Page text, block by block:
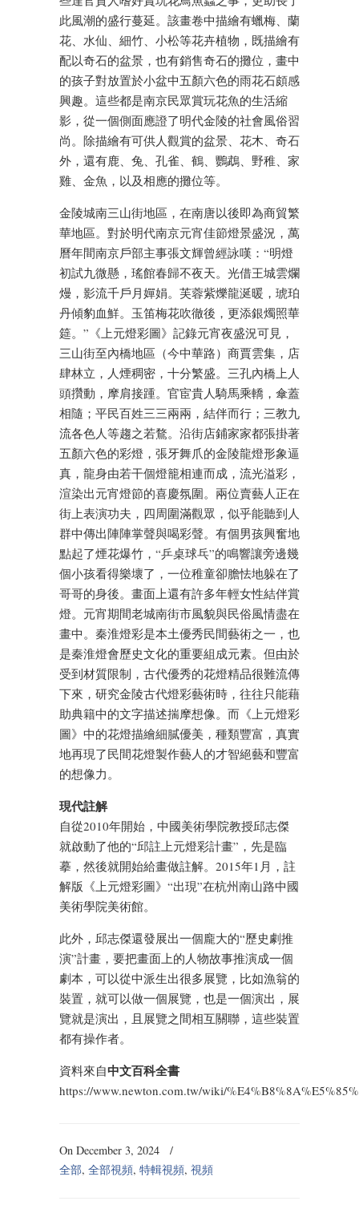
此風潮的盛行蔓延。該畫卷中描繪有蠟梅、蘭
花、水仙、細竹、小松等花卉植物，既描繪有
配以奇石的盆景，也有銷售奇石的攤位，畫中
的孩子對放置於小盆中五顏六色的雨花石頗感
興趣。這些都是南京民眾賞玩花魚的生活縮
影，從一個側面應證了明代金陵的社會風俗習
尚。除描繪有可供人觀賞的盆景、花木、奇石
外，還有鹿、兔、孔雀、鶴、鸚鵡、野稚、家
雞、金魚，以及相應的攤位等。
金陵城南三山街地區，在南唐以後即為商貿繁
華地區。對於明代南京元宵佳節燈景盛況，萬
曆年間南京戶部主事張文輝曾經詠嘆：“明燈
初試九微懸，瑤館春歸不夜天。光借王城雲爛
熳，影流千戶月嬋娟。芙蓉紫爍龍涎暖，琥珀
丹傾豹血鮮。玉笛梅花吹徹後，更添銀燭照華
筵。”《上元燈彩圖》記錄元宵夜盛況可見，
三山街至內橋地區（今中華路）商賈雲集，店
肆林立，人煙稠密，十分繁盛。三孔內橋上人
頭攢動，摩肩接踵。官宦貴人騎馬乘轎，傘蓋
相隨；平民百姓三三兩兩，結伴而行；三教九
流各色人等趨之若鶩。沿街店鋪家家都張掛著
五顏六色的彩燈，張牙舞爪的金陵龍燈形象逼
真，龍身由若干個燈籠相連而成，流光溢彩，
渲染出元宵燈節的喜慶氛圍。兩位賣藝人正在
街上表演功夫，四周圍滿觀眾，似乎能聽到人
群中傳出陣陣掌聲與喝彩聲。有個男孩興奮地
點起了煙花爆竹，“乒桌球乓”的鳴響讓旁邊幾
個小孩看得樂壞了，一位稚童卻膽怯地躲在了
哥哥的身後。畫面上還有許多年輕女性結伴賞
燈。元宵期間老城南街市風貌與民俗風情盡在
畫中。秦淮燈彩是本土優秀民間藝術之一，也
是秦淮燈會歷史文化的重要組成元素。但由於
受到材質限制，古代優秀的花燈精品很難流傳
下來，研究金陵古代燈彩藝術時，往往只能藉
助典籍中的文字描述揣摩想像。而《上元燈彩
圖》中的花燈描繪細膩優美，種類豐富，真實
地再現了民間花燈製作藝人的才智絕藝和豐富
的想像力。
現代註解
自從2010年開始，中國美術學院教授邱志傑
就啟動了他的“邱註上元燈彩計畫”，先是臨
摹，然後就開始給畫做註解。2015年1月，註
解版《上元燈彩圖》“出現”在杭州南山路中國
美術學院美術館。
此外，邱志傑還發展出一個龐大的“歷史劇推
演”計畫，要把畫面上的人物故事推演成一個
劇本，可以從中派生出很多展覽，比如漁翁的
裝置，就可以做一個展覽，也是一個演出，展
覽就是演出，且展覽之間相互關聯，這些裝置
都有操作者。
資料來自中文百科全書
https://www.newton.com.tw/wiki/
On December 3, 2024
/
全部, 全部視頻, 特輯視頻, 視頻